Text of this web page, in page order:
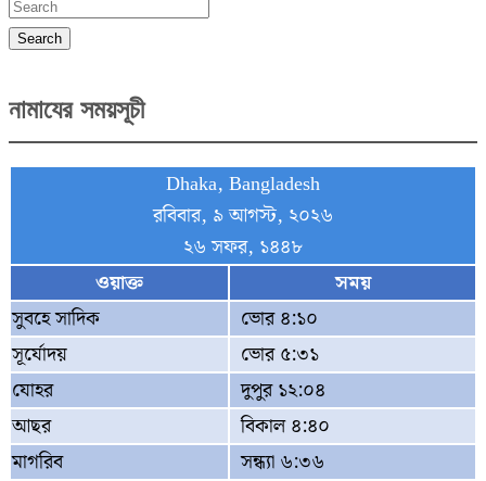
Search
নামাযের সময়সূচী
Dhaka, Bangladesh
রবিবার, ৯ আগস্ট, ২০২৬
২৬ সফর, ১৪৪৮
ওয়াক্ত
সময়
সুবহে সাদিক
ভোর ৪:১০
সূর্যোদয়
ভোর ৫:৩১
যোহর
দুপুর ১২:০৪
আছর
বিকাল ৪:৪০
মাগরিব
সন্ধ্যা ৬:৩৬